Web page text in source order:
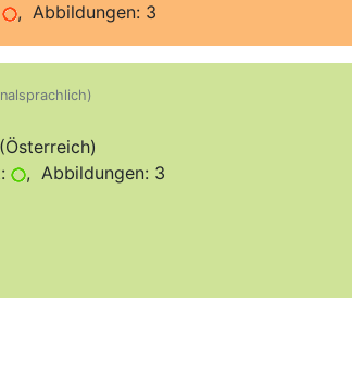
, Abbildungen: 3
, Abbildungen: 3